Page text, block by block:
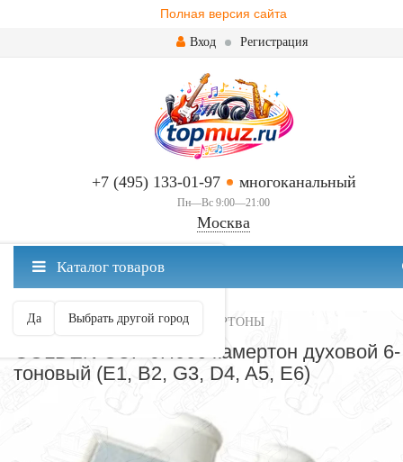
Полная версия сайта
Вход Регистрация
+7 (495) 133-01-97 многоканальный
Пн—Вс 9:00—21:00
Москва
Москва ваш город?
Да Выбрать другой город
Каталог товаров
ТЮНЕРЫ, МЕТРОНОМЫ, КАМЕРТОНЫ
GOLDEN CUP JH006 камертон духовой 6-
тоновый (E1, B2, G3, D4, A5, E6)